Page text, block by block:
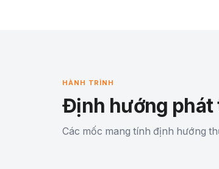
HÀNH TRÌNH
Định hướng phát
Các mốc mang tính định hướng